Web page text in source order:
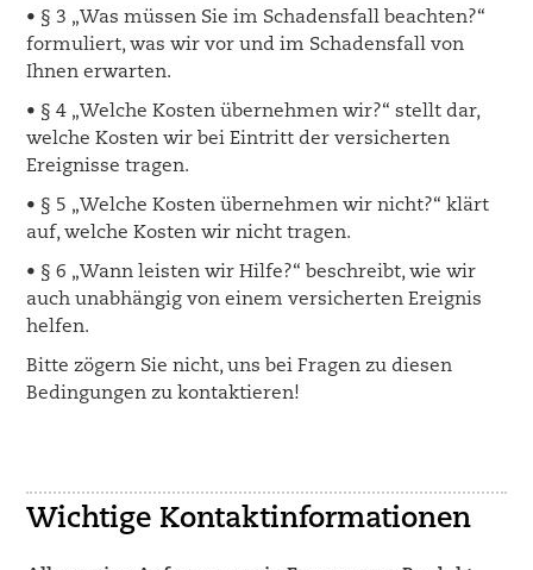
• § 3 „Was müssen Sie im Schadensfall beachten?“
formuliert, was wir vor und im Schadensfall von
Ihnen erwarten.
• § 4 „Welche Kosten übernehmen wir?“ stellt dar,
welche Kosten wir bei Eintritt der versicherten
Ereignisse tragen.
• § 5 „Welche Kosten übernehmen wir nicht?“ klärt
auf, welche Kosten wir nicht tragen.
• § 6 „Wann leisten wir Hilfe?“ beschreibt, wie wir
auch unabhängig von einem versicherten Ereignis
helfen.
Bitte zögern Sie nicht, uns bei Fragen zu diesen
Bedingungen zu kontaktieren!
Wichtige Kontaktinformationen